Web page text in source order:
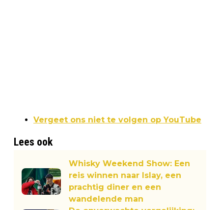
Vergeet ons niet te volgen op YouTube
Lees ook
Whisky Weekend Show: Een
reis winnen naar Islay, een
prachtig diner en een
wandelende man